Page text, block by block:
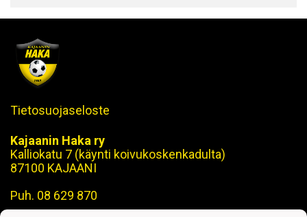
Tietosuojaseloste
Kajaanin Haka ry
Kalliokatu 7 (käynti koivukoskenkadulta)
87100 KAJAANI
Puh. 08 629 870